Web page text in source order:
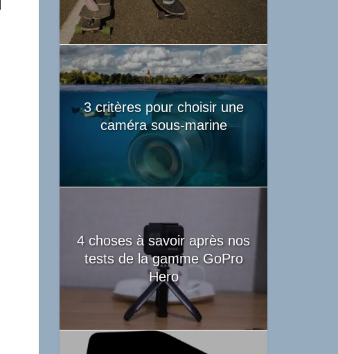
3 critères pour choisir une
caméra sous-marine
4 choses à savoir après nos
tests de la gamme GoPro
Hero